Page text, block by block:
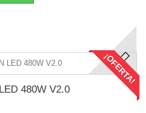
¡OFERTA!
480W V2.0